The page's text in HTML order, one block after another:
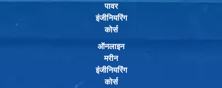
पावर
इंजीनियरिंग
कोर्स
ऑनलाइन
मरीन
इंजीनियरिंग
कोर्स